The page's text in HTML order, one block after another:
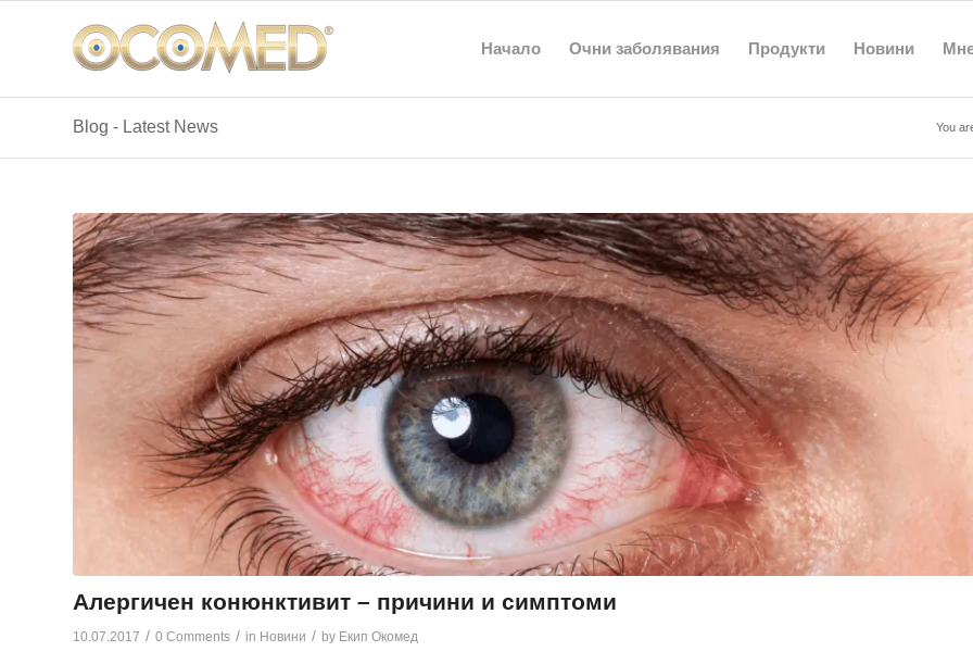
Начало Очни заболявания Продукти Новини
Blog - Latest News You
Алергичен конюнктивит – причини и симптоми
10.07.2017 / 0 Comments / in Новини / by Екип Окомед